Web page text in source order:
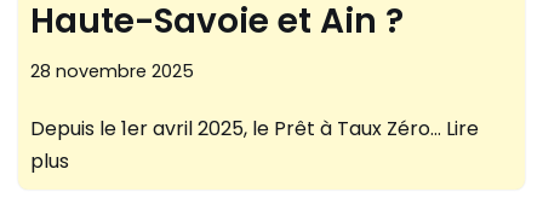
Haute-Savoie et Ain ?
28 novembre 2025
Depuis le 1er avril 2025, le Prêt à Taux Zéro… Lire
plus